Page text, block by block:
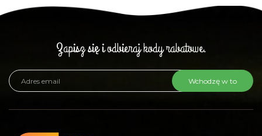
Zapisz się i odbieraj kody rabatowe.
Wchodzę w to